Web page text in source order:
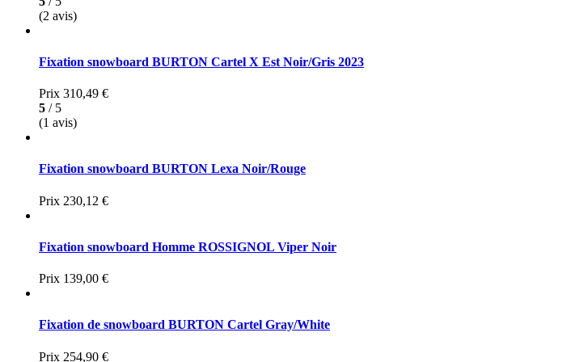
(2 avis)
Fixation snowboard BURTON Cartel X Est Noir/Gris 2023
Prix 310,49 €
5 / 5
(1 avis)
Fixation snowboard BURTON Lexa Noir/Rouge
Prix 230,12 €
Fixation snowboard Homme ROSSIGNOL Viper Noir
Prix 139,00 €
Fixation de snowboard BURTON Cartel Gray/White
Prix 254,90 €